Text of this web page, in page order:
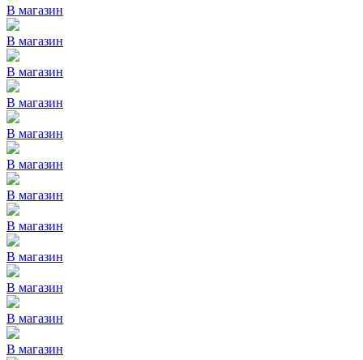
В магазин
В магазин
В магазин
В магазин
В магазин
В магазин
В магазин
В магазин
В магазин
В магазин
В магазин
В магазин